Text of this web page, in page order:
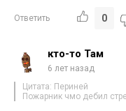
Ответить 0
кто-то Там
6 лет назад
Цитата: Периней
Пожарник чмо дебил